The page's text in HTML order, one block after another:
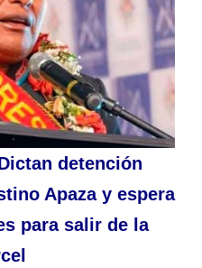
detención
Apaza y espera
para salir de la